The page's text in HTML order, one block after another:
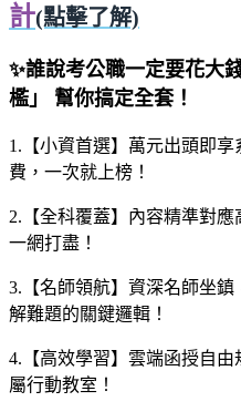
計(點擊了解)
✨誰說考公職一定要花大
檻」 幫你搞定全套！
1. 【小資首選】萬元出頭即
費，一次就上榜！
2. 【全科覆蓋】內容精準對應
一網打盡！
3. 【名師領航】資深名師坐
解難題的關鍵邏輯！
4. 【高效學習】雲端函授自
屬行動教室！